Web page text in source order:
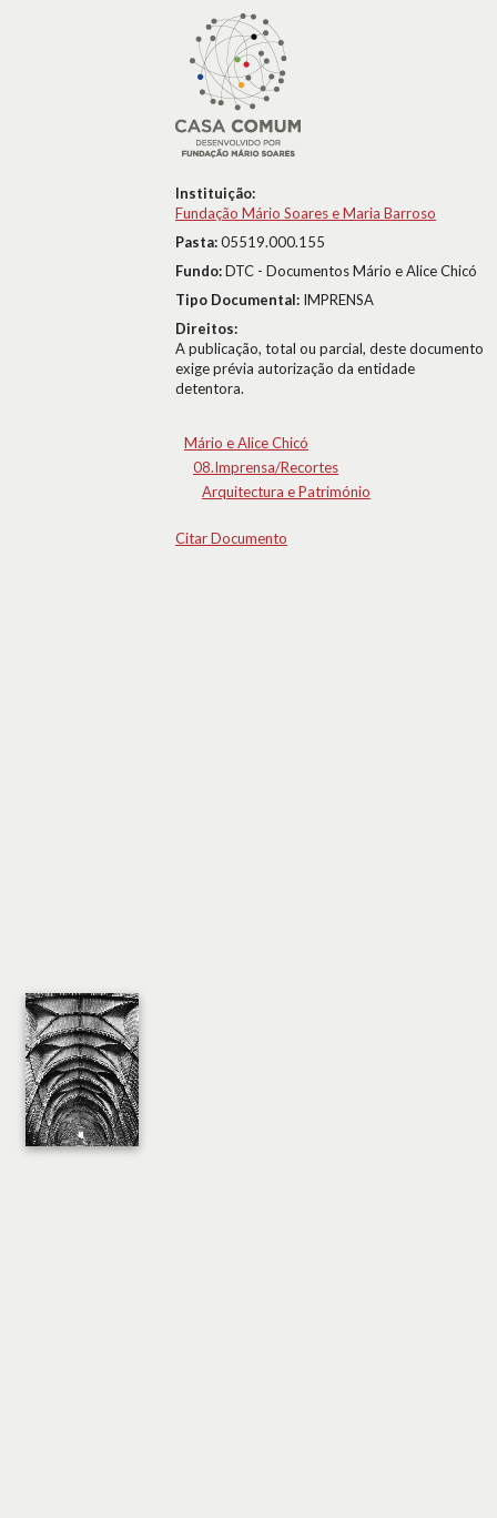
Instituição:
Fundação Mário Soares e Maria Barroso
Pasta:05519.000.155
Fundo:DTC - Documentos Mário e Alice Chicó
Tipo Documental: IMPRENSA
Direitos:
A publicação, total ou parcial, deste documento
exige prévia autorização da entidade
detentora.
Mário e Alice Chicó
08.Imprensa/Recortes
Arquitectura e Património
Citar Documento